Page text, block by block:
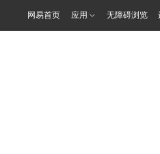
网易首页 应用 无障碍浏览